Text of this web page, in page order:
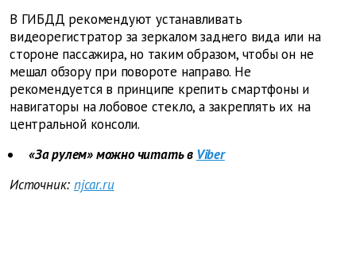
В ГИБДД рекомендуют устанавливать
видеорегистратор за зеркалом заднего вида или на
стороне пассажира, но таким образом, чтобы он не
мешал обзору при повороте направо. Не
рекомендуется в принципе крепить смартфоны и
навигаторы на лобовое стекло, а закреплять их на
центральной консоли.
«За рулем» можно читать в Viber
Источник: njcar.ru